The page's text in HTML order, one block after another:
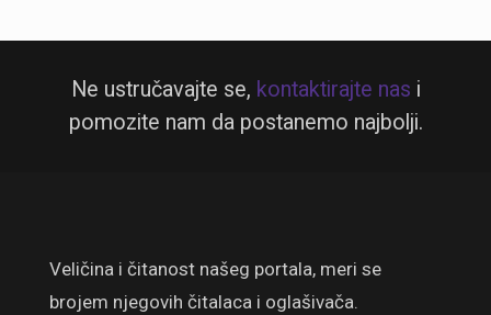
Ne ustručavajte se, kontaktirajte nas i
pomozite nam da postanemo najbolji.
Veličina i čitanost našeg portala, meri se
brojem njegovih čitalaca i oglašivača.